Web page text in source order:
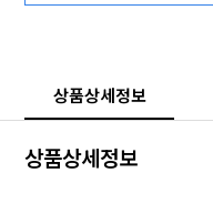
상품상세정보
상품상세정보